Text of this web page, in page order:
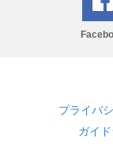
プライバ
ガイ